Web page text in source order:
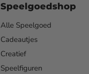
Speelgoedshop
Alle Speelgoed
Cadeautjes
Creatief
Speelfiguren